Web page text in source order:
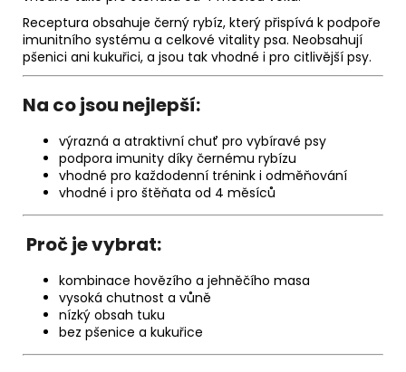
Receptura obsahuje černý rybíz, který přispívá k podpoře
imunitního systému a celkové vitality psa. Neobsahují
pšenici ani kukuřici, a jsou tak vhodné i pro citlivější psy.
Na co jsou nejlepší:
výrazná a atraktivní chuť pro vybíravé psy
podpora imunity díky černému rybízu
vhodné pro každodenní trénink i odměňování
vhodné i pro štěňata od 4 měsíců
Proč je vybrat:
kombinace hovězího a jehněčího masa
vysoká chutnost a vůně
nízký obsah tuku
bez pšenice a kukuřice